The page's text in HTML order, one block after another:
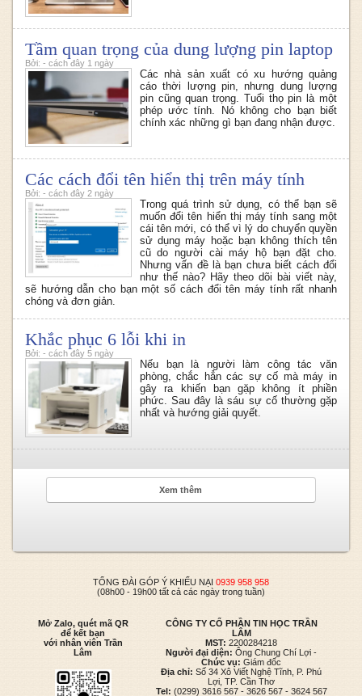
Tầm quan trọng của dung lượng pin laptop
Bởi: - cách đây 1 ngày
Các nhà sản xuất có xu hướng quảng
cáo thời lượng pin, nhưng dung lượng
pin cũng quan trọng. Tuổi thọ pin là một
phép ước tính. Nó không cho bạn biết
chính xác những gì bạn đang nhận được.
Các cách đổi tên hiển thị trên máy tính
Bởi: - cách đây 2 ngày
Trong quá trình sử dụng, có thể bạn sẽ
muốn đổi tên hiển thị máy tính sang một
cái tên mới, có thể vì lý do chuyển quyền
sử dụng máy hoặc bạn không thích tên
cũ do người cài máy hộ bạn đặt cho.
Nhưng vấn đề là bạn chưa biết cách đổi
như thế nào? Hãy theo dõi bài viết này,
sẽ hướng dẫn cho bạn một số cách đổi tên máy tính rất nhanh
chóng và đơn giản.
Khắc phục 6 lỗi khi in
Bởi: - cách đây 5 ngày
Nếu bạn là người làm công tác văn
phòng, chắc hẳn các sự cố mà máy in
gây ra khiến bạn gặp không ít phiền
phức. Sau đây là sáu sự cố thường gặp
nhất và hướng giải quyết.
Xem thêm
TỔNG ĐÀI GÓP Ý KHIẾU NẠI 0939 958 958
(08h00 - 19h00 tất cả các ngày trong tuần)
Mở Zalo, quét mã QR
để kết bạn
với nhân viên Trần
Lâm
CÔNG TY CỔ PHẦN TIN HỌC TRẦN
LÂM
MST: 2200284218
Người đại diện: Ông Chung Chí Lợi -
Chức vụ: Giám đốc
Địa chỉ: Số 34 Xô Viết Nghệ Tĩnh, P. Phú
Lợi, TP. Cần Thơ
Tel: (0299) 3616 567 - 3626 567 - 3624 567